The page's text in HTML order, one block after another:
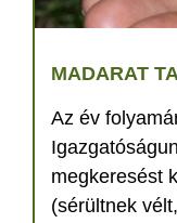
MADARAT
Az év
megkeresést
(sérültnek